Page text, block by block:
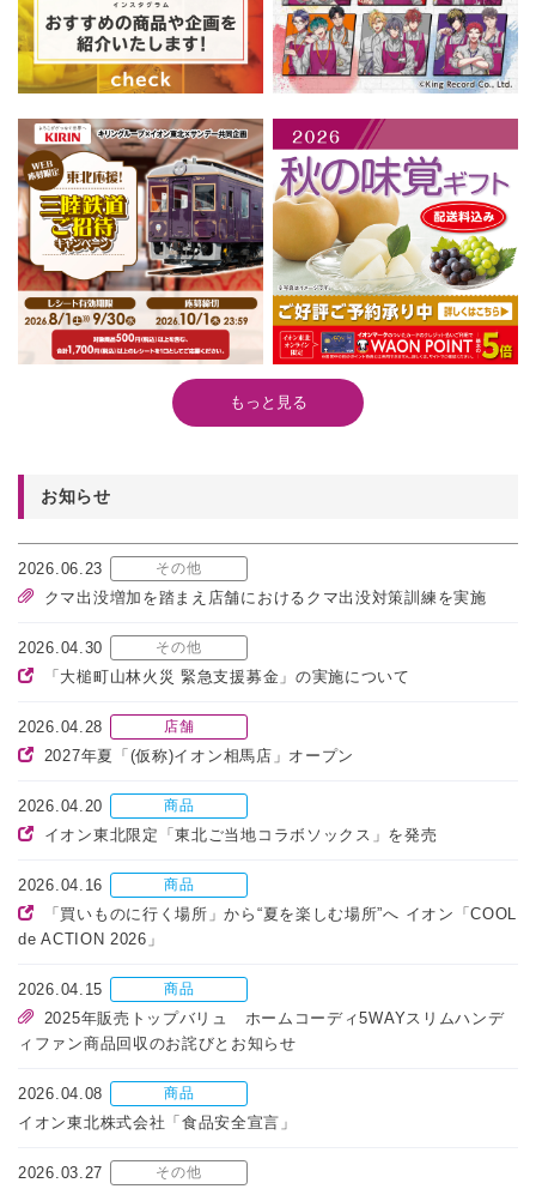
もっと見る
お知らせ
2026.06.23 その他
クマ出没増加を踏まえ店舗におけるクマ出没対策訓練を実施
2026.04.30 その他
「大槌町山林火災 緊急支援募金」の実施について
2026.04.28 店舗
2027年夏「(仮称)イオン相馬店」オープン
2026.04.20 商品
イオン東北限定「東北ご当地コラボソックス」を発売
2026.04.16 商品
「買いものに行く場所」から“夏を楽しむ場所”へ イオン「COOL
de ACTION 2026」
2026.04.15 商品
2025年販売トップバリュ ホームコーディ5WAYスリムハンデ
ィファン商品回収のお詫びとお知らせ
2026.04.08 商品
イオン東北株式会社「食品安全宣言」
2026.03.27 その他